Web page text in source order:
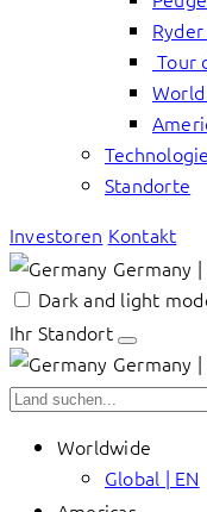
Tour
Standorte
Investoren Kontakt
Germany |
Dark and light
Ihr Standort
Germany |
Worldwide
Global | EN